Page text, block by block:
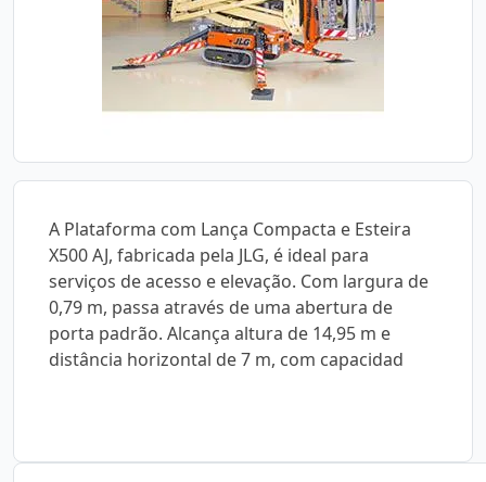
A Plataforma com Lança Compacta e Esteira
X500 AJ, fabricada pela JLG, é ideal para
serviços de acesso e elevação. Com largura de
0,79 m, passa através de uma abertura de
porta padrão. Alcança altura de 14,95 m e
distância horizontal de 7 m, com capacidad